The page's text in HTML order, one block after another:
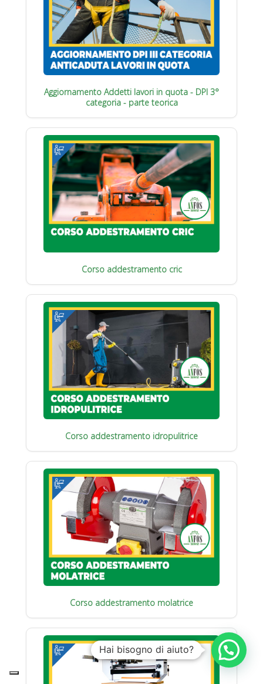
Aggiornamento Addetti lavori in quota - DPI 3°
categoria - parte teorica
Corso addestramento cric
Corso addestramento idropulitrice
Corso addestramento molatrice
Hai bisogno di aiuto?